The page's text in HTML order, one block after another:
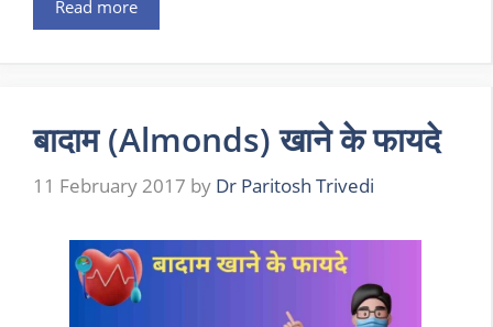
Read more
बादाम (Almonds) खाने के फायदे
11 February 2017 by Dr Paritosh Trivedi